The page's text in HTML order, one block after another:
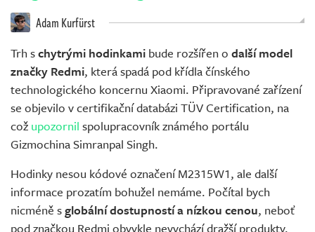
Adam Kurfürst
Trh schytrými hodinkami bude rozšířen o další model
značky Redmi, která spadá pod křídla čínského
technologického koncernu Xiaomi. Připravované zařízení
se objevilo v certifikační databázi TÜV Certification, na
což upozornil spolupracovník známého portálu
Gizmochina Simranpal Singh.
Hodinky nesou kódové označení M2315W1, ale další
informace prozatím bohužel nemáme. Počítal bych
nicméně sglobální dostupností a nízkou cenou, neboť
pod značkou Redmi obvykle nevychází dražší produkty.